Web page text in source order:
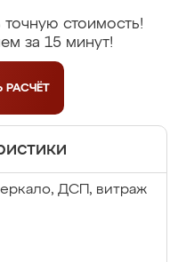
стоимость!
за 15 минут!
РАСЧЁТ
ДСП, витраж